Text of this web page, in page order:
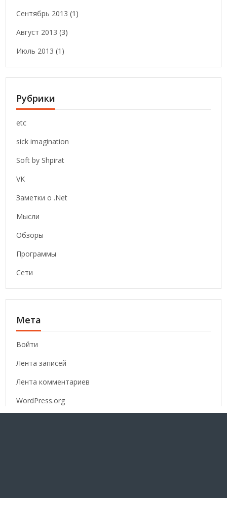
Сентябрь 2013 (1)
Август 2013 (3)
Июль 2013 (1)
Рубрики
etc
sick imagination
Soft by Shpirat
VK
Заметки о .Net
Мысли
Обзоры
Программы
Сети
Мета
Войти
Лента записей
Лента комментариев
WordPress.org